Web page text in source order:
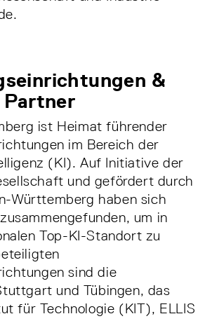
&
ist Heimat führender
im Bereich der
(KI). Auf Initiative der
und gefördert durch
Württemberg haben sich
um in
Top-KI-Standort zu
sind die
und Tübingen, das
für Technologie (KIT), ELLIS